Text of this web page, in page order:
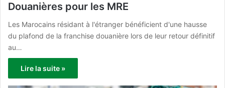
Douanières pour les MRE
Les Marocains résidant à l'étranger bénéficient d'une hausse
du plafond de la franchise douanière lors de leur retour définitif
au…
Lire la suite »